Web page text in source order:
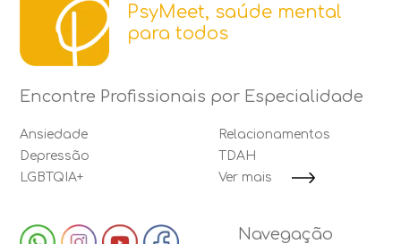
PsyMeet, saúde mental
para todos
Encontre Profissionais por Especialidade
Ansiedade
Depressão
LGBTQIA+
Relacionamentos
TDAH
Ver mais
Navegação